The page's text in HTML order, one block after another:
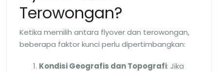
Terowongan?
Ketika memilih antara flyover dan terowongan,
beberapa faktor kunci perlu dipertimbangkan:
Kondisi Geografis dan Topografi: Jika